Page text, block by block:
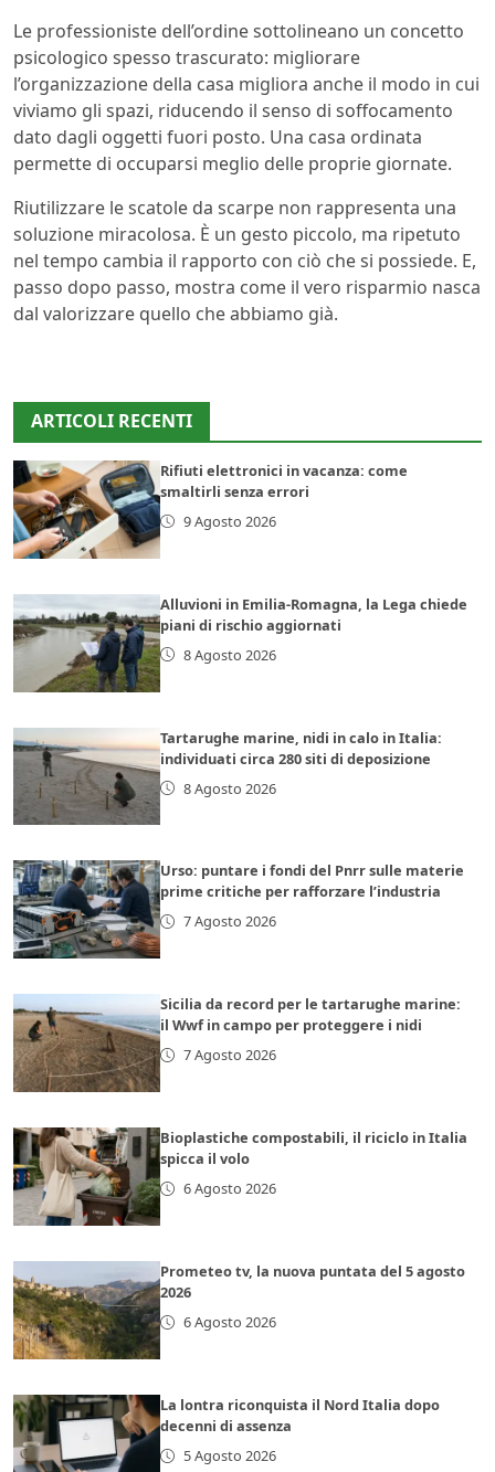
Le professioniste dell’ordine sottolineano un concetto
psicologico spesso trascurato: migliorare
l’organizzazione della casa migliora anche il modo in cui
viviamo gli spazi, riducendo il senso di soffocamento
dato dagli oggetti fuori posto. Una casa ordinata
permette di occuparsi meglio delle proprie giornate.
Riutilizzare le scatole da scarpe non rappresenta una
soluzione miracolosa. È un gesto piccolo, ma ripetuto
nel tempo cambia il rapporto con ciò che si possiede. E,
passo dopo passo, mostra come il vero risparmio nasca
dal valorizzare quello che abbiamo già.
ARTICOLI RECENTI
Rifiuti elettronici in vacanza: come
smaltirli senza errori
9 Agosto 2026
Alluvioni in Emilia-Romagna, la Lega chiede
piani di rischio aggiornati
8 Agosto 2026
Tartarughe marine, nidi in calo in Italia:
individuati circa 280 siti di deposizione
8 Agosto 2026
Urso: puntare i fondi del Pnrr sulle materie
prime critiche per rafforzare l’industria
7 Agosto 2026
Sicilia da record per le tartarughe marine:
il Wwf in campo per proteggere i nidi
7 Agosto 2026
Bioplastiche compostabili, il riciclo in Italia
spicca il volo
6 Agosto 2026
Prometeo tv, la nuova puntata del 5 agosto
2026
6 Agosto 2026
La lontra riconquista il Nord Italia dopo
decenni di assenza
5 Agosto 2026